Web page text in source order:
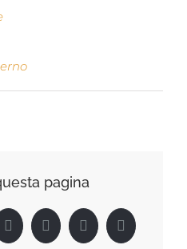
pagina
LinkedInTumblrPinterestVk